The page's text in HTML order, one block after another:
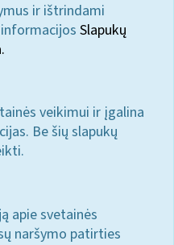
ir ištrindami
Slapukų
veikimui ir įgalina
Be šių slapukų
apie svetainės
naršymo patirties